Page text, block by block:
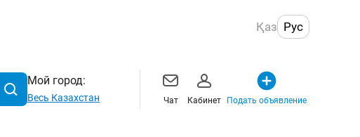
Қаз Рус
Мой город:
Весь Казахстан Чат Кабинет Подать объявление